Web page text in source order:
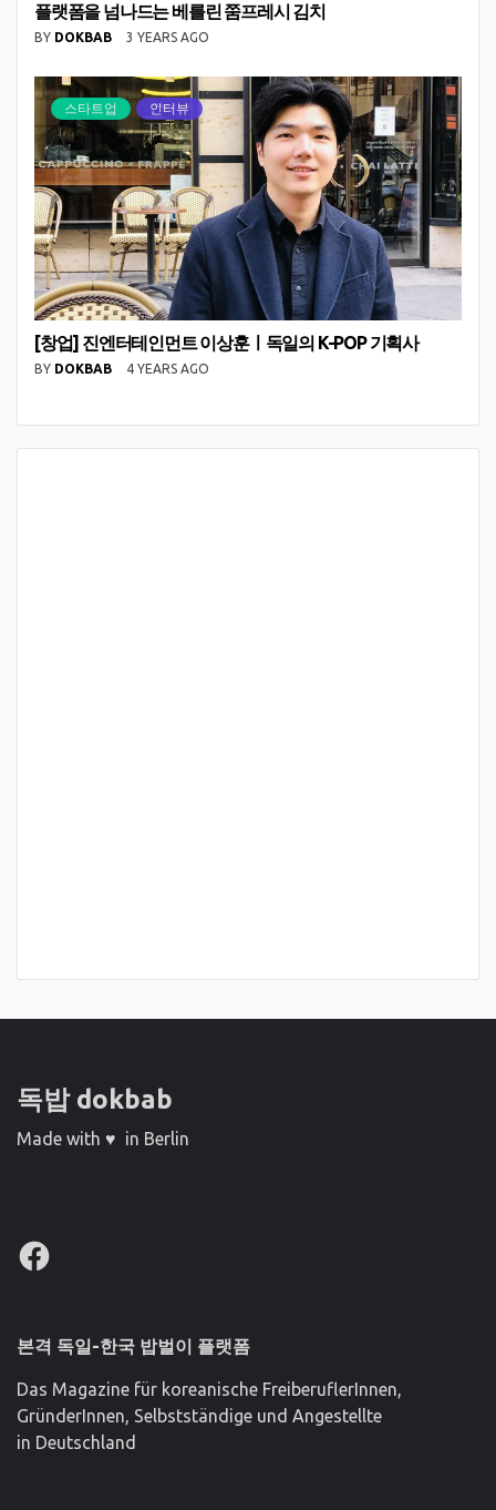
플랫폼을 넘나드는 베를린 쭘프레시 김치
BY DOKBAB 3 YEARS AGO
스타트업 인터뷰
[창업] 진엔터테인먼트 이상훈ㅣ독일의 K-POP 기획사
BY DOKBAB 4 YEARS AGO
독밥 dokbab
Made with ♥ in Berlin
Facebook
본격 독일-한국 밥벌이 플랫폼
Das Magazine für koreanische FreiberuflerInnen,
GründerInnen, Selbstständige und Angestellte
in Deutschland